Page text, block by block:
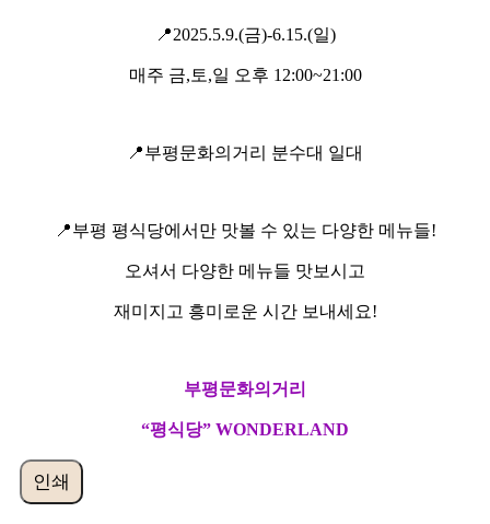
📍2025.5.9.(금)-6.15.(일)
매주 금,토,일 오후 12:00~21:00
📍부평문화의거리 분수대 일대
📍부평 평식당에서만 맛볼 수 있는 다양한 메뉴들!
오셔서 다양한 메뉴들 맛보시고
재미지고 흥미로운 시간 보내세요!
부평문화의거리
“평식당” WONDERLAND
인쇄